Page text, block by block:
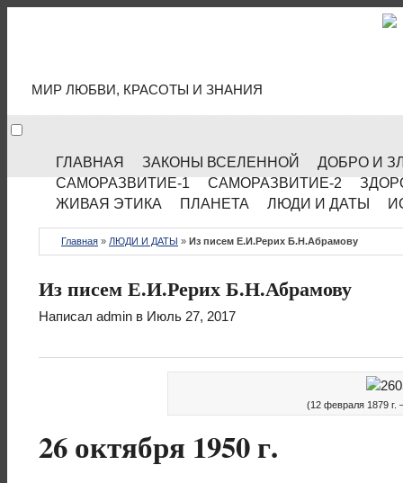
МИР ЛЮБВИ, КРАСОТЫ И ЗНАНИЯ
ГЛАВНАЯ ЗАКОНЫ ВСЕЛЕННОЙ
ДОБРО И
САМОРАЗВИТИЕ-1
САМОРАЗВИТИЕ-2
ЖИВАЯ ЭТИКА
ПЛАНЕТА ЛЮДИ И ДАТЫ
Главная » ЛЮДИ И ДАТЫ » Из писем Е.И.Рерих Б.Н.Абрамову
Из писем Е.И.Рерих Б.Н.Абрамову
Написал admin в Июль 27, 2017
(12 февраля 1879 г.
26 октября 1950 г.